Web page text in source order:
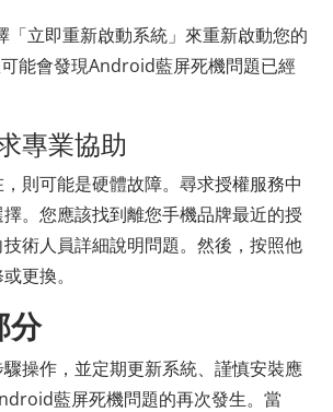
「立即重新啟動系統」來重新啟動您的
能會發現Android藍屏死機問題已經
專業協助
則可能是硬體故障。尋求授權服務中
。您應該找到離您手機品牌最近的授
術人員詳細說明問題。然後，按照他
更換。
分
操作，並定期更新系統、謹慎安裝應
藍屏死機問題的再次發生。當